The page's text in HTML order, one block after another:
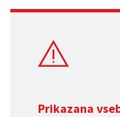
Prikazana